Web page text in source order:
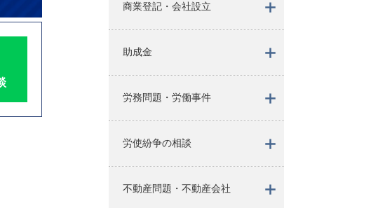
商業登記・会社設立
助成金
労務問題・労働事件
労使紛争の相談
不動産問題・不動産会社